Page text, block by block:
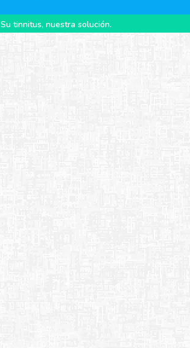
Su tinnitus, nuestra solución.